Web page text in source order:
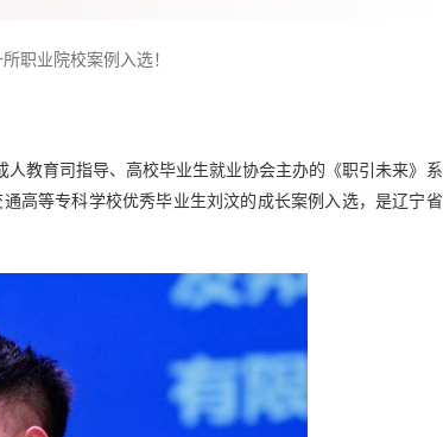
职业院校案例入选！
人教育司指导、高校毕业生就业协会主办的《职引未来》系
高等专科学校优秀毕业生刘汶的成长案例入选，是辽宁省